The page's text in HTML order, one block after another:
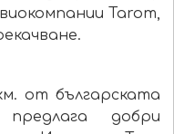
Tarom,
от българската
добри